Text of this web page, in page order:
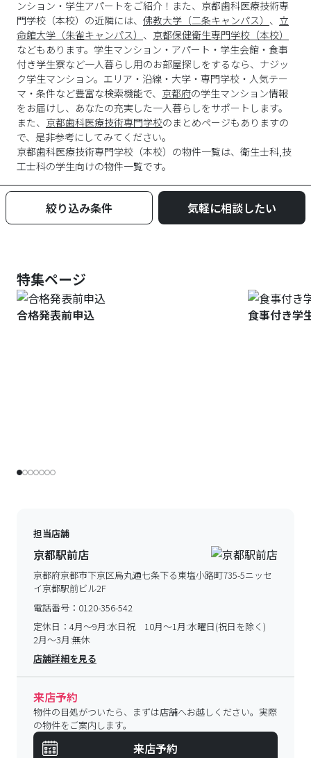
ンション・学生アパートをご紹介！また、京都歯科医療技術専
門学校（本校）の近隣には、 佛教大学（二条キャンパス） 、 立
命館大学（朱雀キャンパス） 、 京都保健衛生専門学校（本校）
などもあります。学生マンション・アパート・学生会館・食事
付き学生寮など一人暮らし用のお部屋探しをするなら、ナジッ
ク学生マンション。エリア・沿線・大学・専門学校・人気テー
マ・条件など豊富な検索機能で、 京都府の学生マンション情報
をお届けし、あなたの充実した一人暮らしをサポートします。
また、 京都歯科医療技術専門学校のまとめページもありますの
で、是非参考にしてみてください。
京都歯科医療技術専門学校 （本校）の物件一覧は、 衛生士科,技
工士科の学生向けの物件一覧です。
絞り込み条件 気軽に相談したい
特集ページ
合格発表前申込 食事付き学
担当店舗
京都駅前店
京都府京都市下京区烏丸通七条下る東塩小路町735-5ニッセ
イ京都駅前ビル2F
電話番号： 0120-356-542
定休日： 4月～9月:水日祝 10月～1月:水曜日(祝日を除く)
2月～3月:無休
店舗詳細を見る
来店予約
物件の目処がついたら、まずは店舗へお越しください。実際
の物件をご案内します。
来店予約